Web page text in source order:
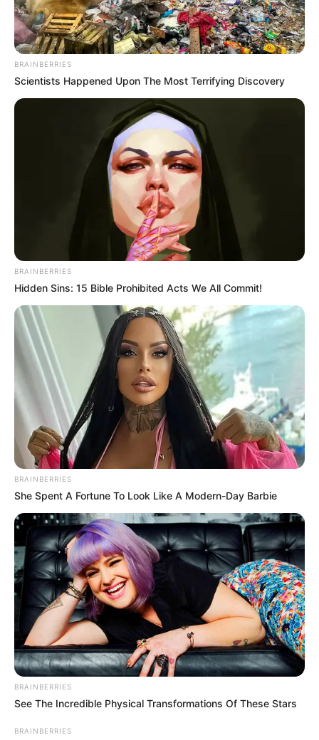
ดวงการเงิน การงาน
การงานของคุณไม่สู้จะดีนัก โดยเฉพาะการประสานงาน
ติดต่ออาจจะมีความขัดแย้งและไม่เห็นด้วยเกิดขึ้น
ทุนรอนที่สะสมไว้จะถูกนำออกมาใช้เพื่อลงทุนการค้าบาง
อย่างแต่จะประสบผลสำเร็จเป็นอย่างดี
หากคิดกะเก็งกำไรหรือเล่นหุ้นจะไม่ได้ตามเป้าหมาย ควรรอ
เวลาซักนัดหลังวันเกิดของคุณ
ดวงเด็ด เลขมงคล
เลขมงคล เด่นนำโชค 4 6
เลขมงคล เด่นรอง 06 28 12 29 84 34
รูปประกอบและเรียบเรียงโดย :Horoscope.Mthai.com
ความฝัน ความเชื่อ ดูดวง ทำนายฝัน ฝัน แก้ผ้า
ABOUT THE AUTHOR
เจ้าหมอดู
เนื้อหาที่ได้รับการโปรโมต
BRAINBERRIES
Scientists Happened Upon The Most Terrifying Discovery
BRAINBERRIES
Hidden Sins: 15 Bible Prohibited Acts We All Commit!
BRAINBERRIES
She Spent A Fortune To Look Like A Modern-Day Barbie
BRAINBERRIES
See The Incredible Physical Transformations Of These Stars
BRAINBERRIES